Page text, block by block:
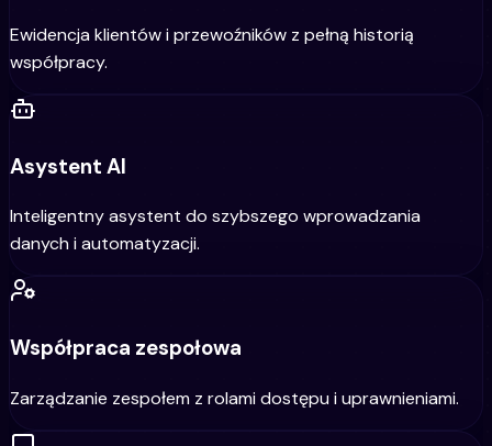
Ewidencja klientów i przewoźników z pełną historią
współpracy.
Asystent AI
Inteligentny asystent do szybszego wprowadzania
danych i automatyzacji.
Współpraca zespołowa
Zarządzanie zespołem z rolami dostępu i uprawnieniami.